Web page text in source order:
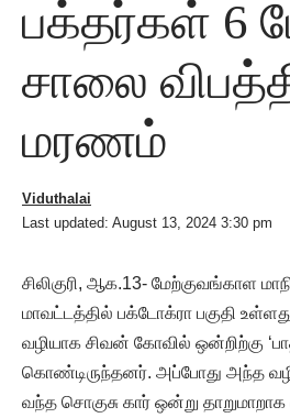
பக்தர்கள் 6
சாலை
மரணம்
Last updated: August 13, 2024 3:30 pm
Viduthalai
சிலிகுரி, ஆக.13- மேற்குவங்காள
மாவட்டத்தில் பக்டோக்ரா பகுதி
வழியாக சிவன் கோவில் ஒன்றிற்கு
கொண்டிருந்தனர். அப்போது அந்த
வந்த சொகுசு கார் ஒன்று தாறுமாறாக